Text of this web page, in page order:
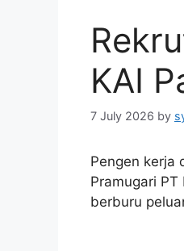
KAI
7 July 2026 by
Pengen kerja
Pramugari
berburu